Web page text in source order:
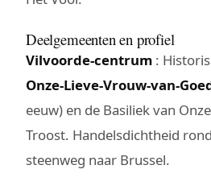
Deelgemeenten en profiel
Vilvoorde-centrum :
Onze-Lieve-Vrouw-van-
eeuw) en de Basiliek van
Troost. Handelsdichtheid
steenweg naar Brussel.